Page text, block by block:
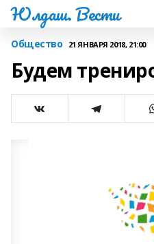
Юлдаш. Вести
Общество 21 ЯНВАРЯ 2018, 21:00
Будем